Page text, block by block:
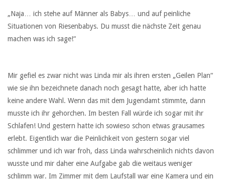
„Naja… ich stehe auf Männer als Babys… und auf peinliche
Situationen von Riesenbabys. Du musst die nächste Zeit genau
machen was ich sage!“
Mir gefiel es zwar nicht was Linda mir als ihren ersten „Geilen Plan“
wie sie ihn bezeichnete danach noch gesagt hatte, aber ich hatte
keine andere Wahl. Wenn das mit dem Jugendamt stimmte, dann
musste ich ihr gehorchen. Im besten Fall würde ich sogar mit ihr
Schlafen! Und gestern hatte ich sowieso schon etwas grausames
erlebt. Eigentlich war die Peinlichkeit von gestern sogar viel
schlimmer und ich war froh, dass Linda wahrscheinlich nichts davon
wusste und mir daher eine Aufgabe gab die weitaus weniger
schlimm war. Im Zimmer mit dem Laufstall war eine Kamera und ein